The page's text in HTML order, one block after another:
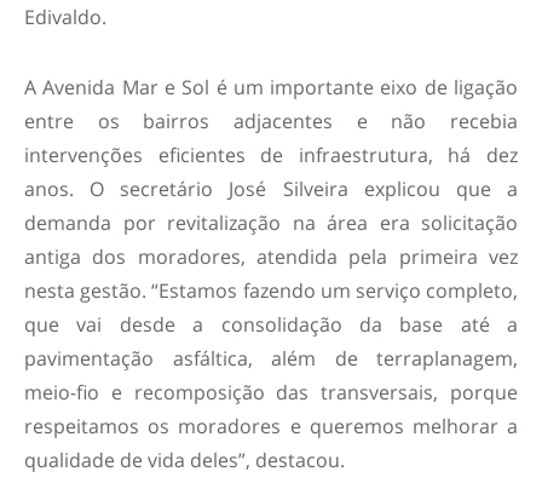
Edivaldo.
A Avenida Mar e Sol é um importante eixo de ligação
entre os bairros adjacentes e não recebia
intervenções eficientes de infraestrutura, há dez
anos. O secretário José Silveira explicou que a
demanda por revitalização na área era solicitação
antiga dos moradores, atendida pela primeira vez
nesta gestão. “Estamos fazendo um serviço completo,
que vai desde a consolidação da base até a
pavimentação asfáltica, além de terraplanagem,
meio-fio e recomposição das transversais, porque
respeitamos os moradores e queremos melhorar a
qualidade de vida deles”, destacou.